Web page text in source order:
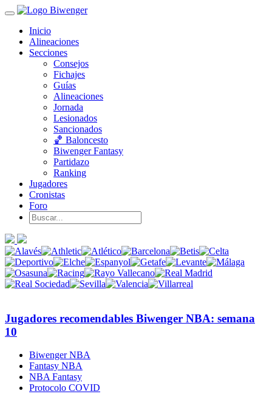
Inicio
Alineaciones
Secciones
Consejos
Fichajes
Guías
Alineaciones
Jornada
Lesionados
Sancionados
🏀 Baloncesto
Biwenger Fantasy
Partidazo
Ranking
Jugadores
Cronistas
Foro
Jugadores recomendables Biwenger NBA: semana
10
Biwenger NBA
Fantasy NBA
NBA Fantasy
Protocolo COVID